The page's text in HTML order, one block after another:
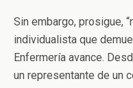
Sin embargo, prosigue,
individualista que
Enfermería avance.
un representante de un